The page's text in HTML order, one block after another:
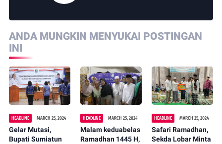
ANDA MUNGKIN MENYUKAI POSTINGAN
INI
HEADLINE MARCH 25, 2024
Gelar Mutasi,
Bupati Sumiatun
HEADLINE MARCH 25, 2024
Malam keduabelas
Ramadhan 1445 H,
HEADLINE MARCH 25, 2024
Safari Ramadhan,
Sekda Lobar Minta